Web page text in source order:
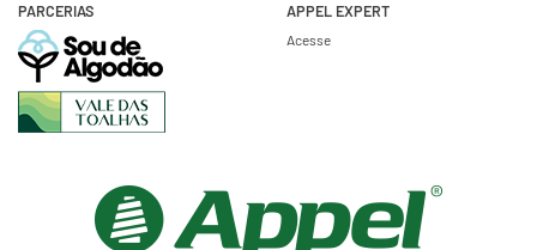
PARCERIAS APPEL EXPERT
Acesse